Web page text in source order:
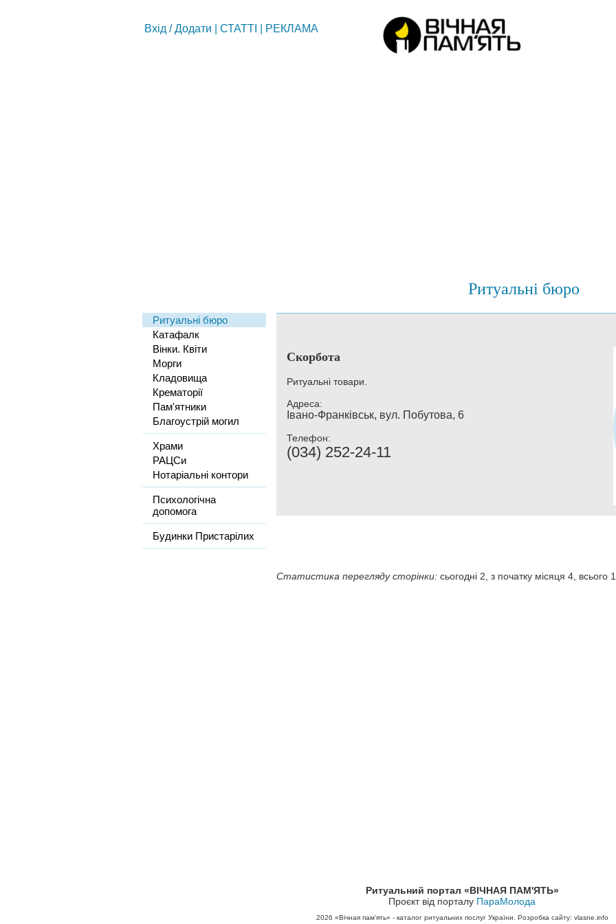
Вхід /Додати СТАТТІ РЕКЛАМА
Ритуальні бюро
Ритуальні бюро
Катафалк
Вінки. Квіти
Морги
Кладовища
Крематорії
Пам'ятники
Благоустрій могил
Храми
РАЦСи
Нотаріальні контори
Психологічна
допомога
Будинки Пристарілих
Скорбота
Ритуальні товари.
Адреса:
Івано-Франківськ, вул. Побутова, 6
Телефон:
(034) 252-24-11
Статистика перегляду сторінки: сьогодні 2, з початку місяця 4, всього
Ритуальний портал «ВІЧНАЯ ПАМ'ЯТЬ»
Проєкт від порталу ПараМолода
2026 «Вічная пам'ять» - каталог ритуальних послуг України. Розробка сайту: vlasne.info